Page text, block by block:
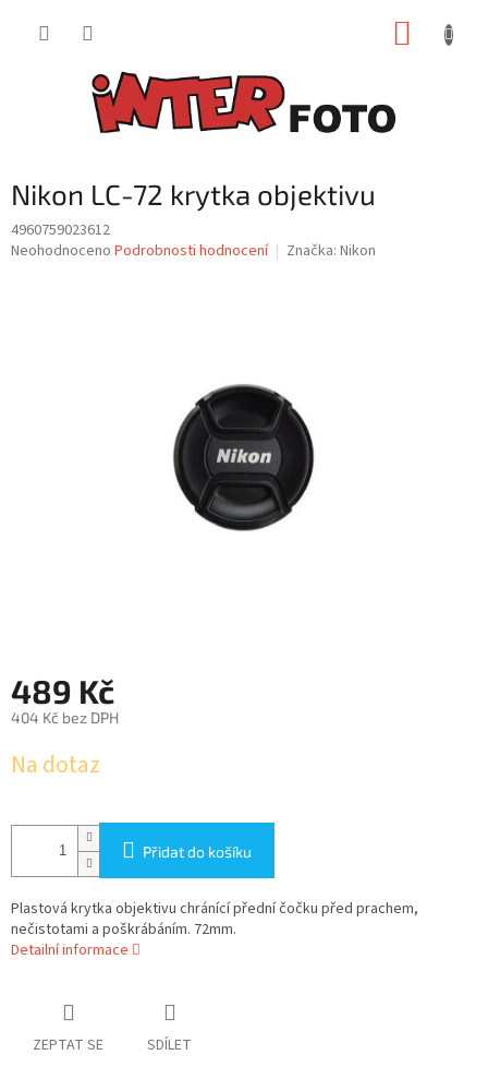
Nikon LC-72 krytka objektivu
4960759023612
Průměrné
Neohodnoceno Podrobnosti hodnocení Značka: Nikon
489 Kč
404 Kč bez DPH
cena:
Na dotaz
Přidat do košíku
Plastová krytka objektivu chránící přední čočku před prachem,
nečistotami a poškrábáním. 72mm.
Detailní informace
ZEPTAT SE SDÍLET